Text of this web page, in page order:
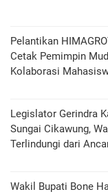
Pelantikan
Cetak Pemimpin
Kolaborasi
Legislator Gerindra
Sungai Cikawung,
Terlindungi dari
Wakil Bupati Bone